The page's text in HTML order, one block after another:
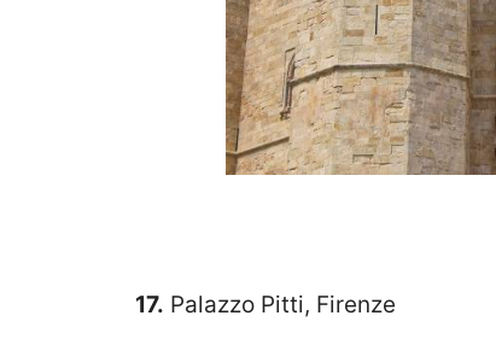
17. Palazzo Pitti, Firenze